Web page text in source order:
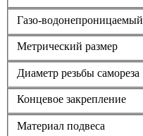
Газо-водонепроницаемый
Метрический размер
Диаметр резьбы самореза
Концевое закрепление
Материал подвеса